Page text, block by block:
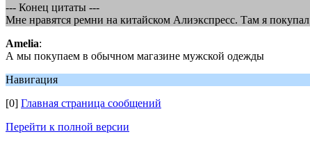
--- Конец цитаты ---
Мне нравятся ремни на китайском Алиэкспресс. Там я
Amelia:
А мы покупаем в обычном магазине мужской одежды
Навигация
[0] Главная страница сообщений
Перейти к полной версии